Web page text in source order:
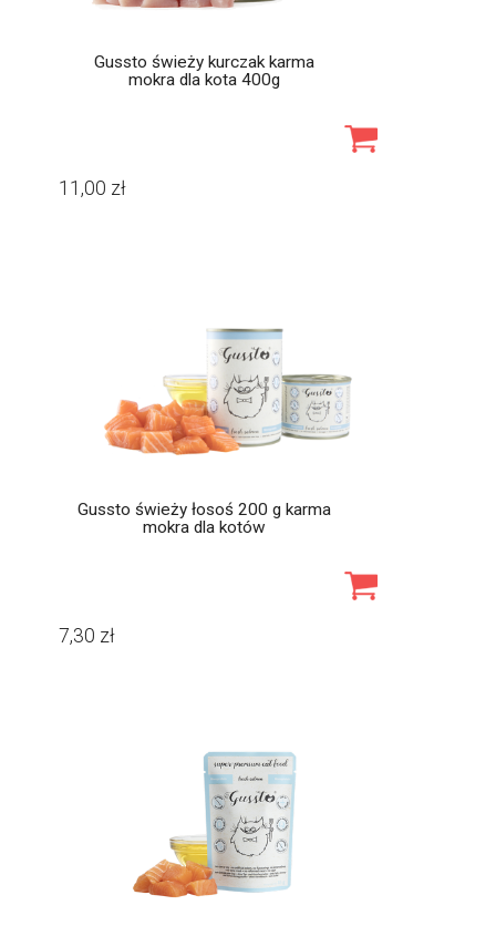
Gussto świeży kurczak karma
mokra dla kota 400g
11,00 zł
Gussto świeży łosoś 200 g karma
mokra dla kotów
7,30 zł